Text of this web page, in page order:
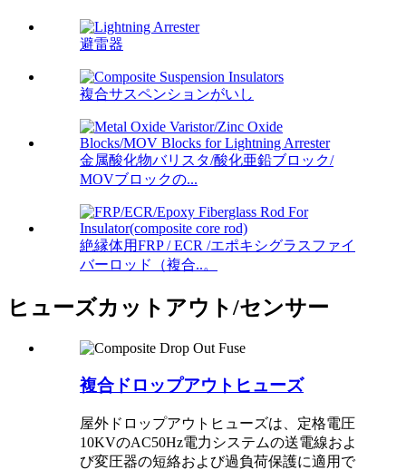
避雷器
複合サスペンションがいし
金属酸化物バリスタ/酸化亜鉛ブロック/
MOVブロックの...
絶縁体用FRP / ECR /エポキシグラスファイ
バーロッド（複合..。
ヒューズカットアウト/センサー
複合ドロップアウトヒューズ
屋外ドロップアウトヒューズは、定格電圧
10KVのAC50Hz電力システムの送電線およ
び変圧器の短絡および過負荷保護に適用で